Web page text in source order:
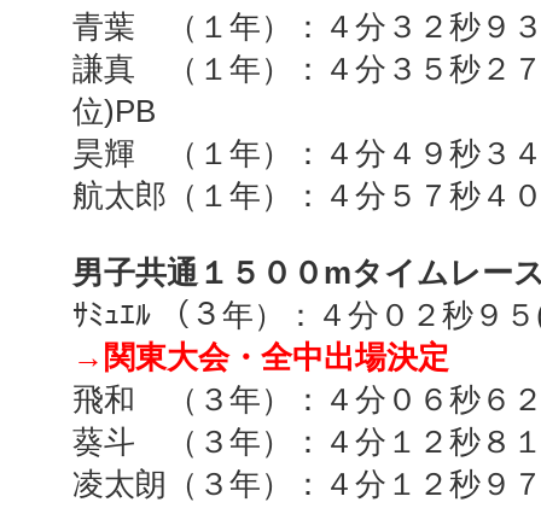
青葉 （１年）：４分３２秒９
謙真 （１年）：４分３５秒２
位)PB
昊輝 （１年）：４分４９秒３
航太郎（１年）：４分５７秒４
男子共通１５００ mタイムレー
ｻﾐｭｴﾙ （３年）：４分０２秒９５
→関東大会・全中出場決定
飛和 （３年）：４分０６秒６
葵斗 （３年）：４分１２秒８
凌太朗（３年）：４分１２秒９